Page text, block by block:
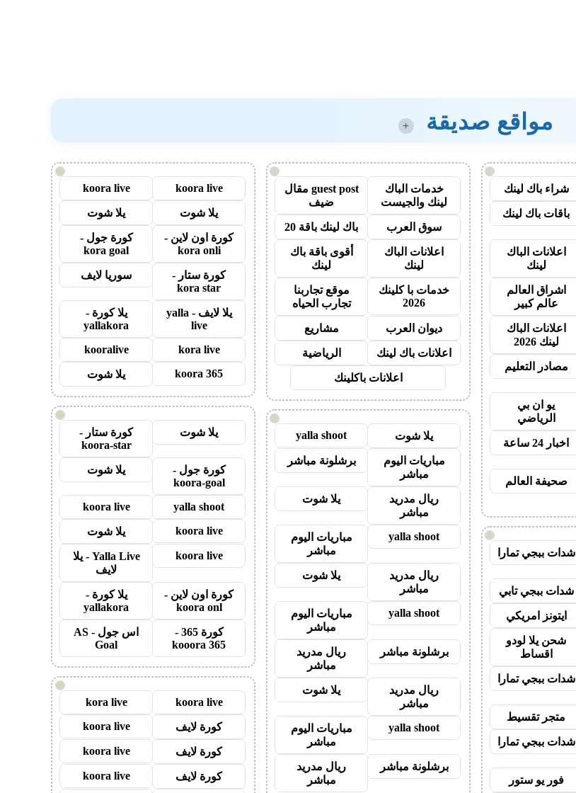
مواقع صديقة +
!
شراء باك لينك
باقات باك لينك
اعلانات الباك
لينك
اشراق العالم
عالم كبير
اعلانات الباك
لينك 2026
مصادر التعليم
يو ان بي
الرياضي
اخبار 24 ساعة
صحيفة العالم
!
شدات ببجي تمارا
شدات ببجي تابي
ايتونز امريكي
شحن يلا لودو
اقساط
شدات ببجي تمارا
متجر تقسيط
شدات ببجي تمارا
فور يو ستور
!
خدمات الباك
لينك والجيست
guest post مقال
ضيف
سوق العرب باك لينك باقة 20
اعلانات الباك
لينك
أقوى باقة باك
لينك
خدمات با كلينك
2026
موقع تجاربنا
تجارب الحياه
ديوان العرب مشاريع
اعلانات باك لينك الرياضية
اعلانات باكلينك
!
يلا شوت yalla shoot
مباريات اليوم
مباشر
برشلونة مباشر
ريال مدريد
مباشر
يلا شوت
yalla shoot
مباريات اليوم
مباشر
ريال مدريد
مباشر
يلا شوت
yalla shoot
مباريات اليوم
مباشر
برشلونة مباشر
ريال مدريد
مباشر
ريال مدريد
مباشر
يلا شوت
yalla shoot
مباريات اليوم
مباشر
برشلونة مباشر
ريال مدريد
مباشر
!
koora live
koora live
يلا شوت يلا شوت
كورة اون لاين -
kora onli
كورة جول -
kora goal
كورة ستار -
kora star
سوريا لايف
يلا لايف - yalla
live
يلا كورة -
yallakora
kora live
kooralive
koora 365
يلا شوت
!
يلا شوت
كورة ستار -
koora-star
كورة جول -
koora-goal
يلا شوت
yalla shoot
koora live
koora live
يلا شوت
koora live
Yalla Live - يلا
لايف
كورة اون لاين -
koora onl
يلا كورة -
yallakora
كورة 365 -
kooora 365
اس جول - AS
Goal
!
koora live
kora live
كورة لايف koora live
كورة لايف koora live
كورة لايف koora live